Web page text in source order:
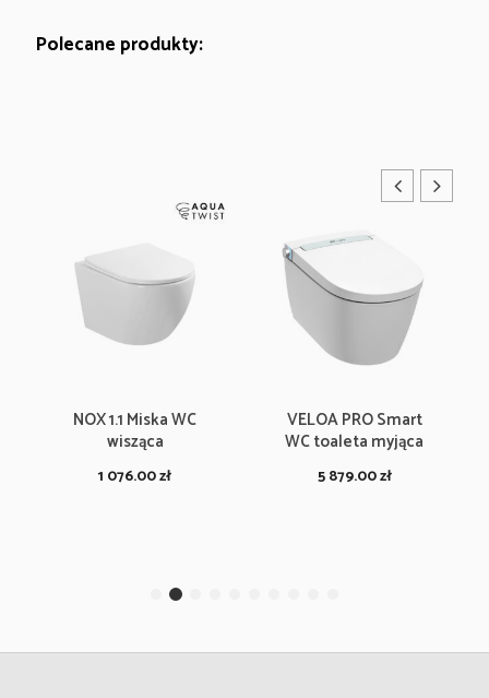
Polecane produkty:
NOX 1.1 Miska WC
wisząca
1 076.00zł
VELOA PRO Smart
WC toaleta myjąca
5 879.00zł